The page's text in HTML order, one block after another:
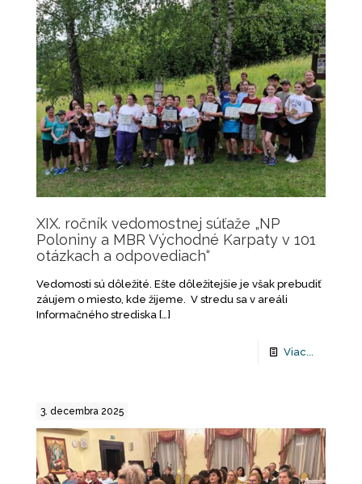
XIX. ročník vedomostnej súťaže „NP
Poloniny a MBR Východné Karpaty v 101
otázkach a odpovediach“
Vedomosti sú dôležité. Ešte dôležitejšie je však prebudiť
záujem o miesto, kde žijeme. V stredu sa v areáli
Informačného strediska […]
Viac...
3. decembra 2025